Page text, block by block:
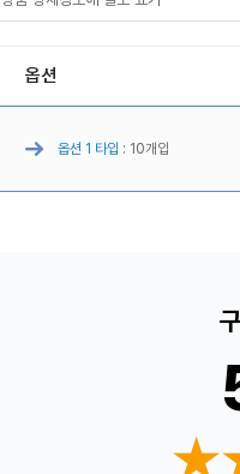
옵션
옵션 1 타입 : 10개입